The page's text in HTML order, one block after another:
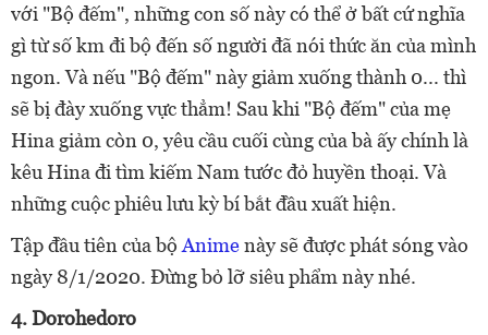
với "Bộ đếm", những con số này có thể ở bất cứ nghĩa
gì từ số km đi bộ đến số người đã nói thức ăn của mình
ngon. Và nếu "Bộ đếm" này giảm xuống thành 0... thì
sẽ bị đày xuống vực thẳm! Sau khi "Bộ đếm" của mẹ
Hina giảm còn 0, yêu cầu cuối cùng của bà ấy chính là
kêu Hina đi tìm kiếm Nam tước đỏ huyền thoại. Và
những cuộc phiêu lưu kỳ bí bắt đầu xuất hiện.
Tập đầu tiên của bộ Animenày sẽ được phát sóng vào
ngày 8/1/2020. Đừng bỏ lỡ siêu phẩm này nhé.
4. Dorohedoro